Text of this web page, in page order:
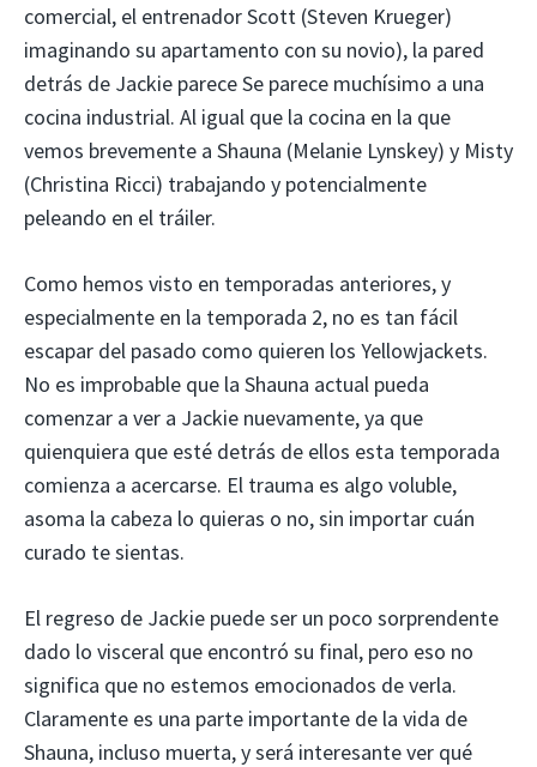
comercial, el entrenador Scott (Steven Krueger)
imaginando su apartamento con su novio), la pared
detrás de Jackie parece Se parece muchísimo a una
cocina industrial. Al igual que la cocina en la que
vemos brevemente a Shauna (Melanie Lynskey) y Misty
(Christina Ricci) trabajando y potencialmente
peleando en el tráiler.
Como hemos visto en temporadas anteriores, y
especialmente en la temporada 2, no es tan fácil
escapar del pasado como quieren los Yellowjackets.
No es improbable que la Shauna actual pueda
comenzar a ver a Jackie nuevamente, ya que
quienquiera que esté detrás de ellos esta temporada
comienza a acercarse. El trauma es algo voluble,
asoma la cabeza lo quieras o no, sin importar cuán
curado te sientas.
El regreso de Jackie puede ser un poco sorprendente
dado lo visceral que encontró su final, pero eso no
significa que no estemos emocionados de verla.
Claramente es una parte importante de la vida de
Shauna, incluso muerta, y será interesante ver qué